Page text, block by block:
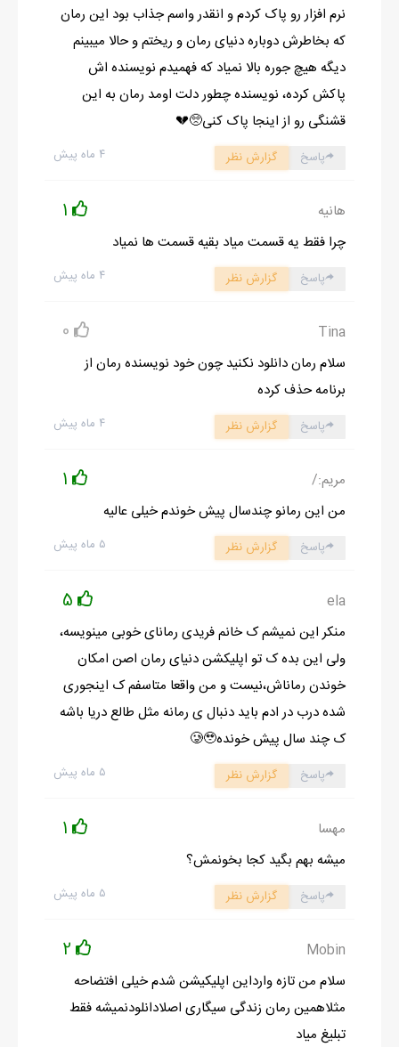
نرم افزار رو پاک کردم و انقدر واسم جذاب بود این رمان
که بخاطرش دوباره دنیای رمان و ریختم و حالا میبینم
دیگه هیچ جوره بالا نمیاد که فهمیدم نویسنده اش
پاکش کرده، نویسنده چطور دلت اومد رمان به این
قشنگی رو از اینجا پاک کنی🥺💔
۴ ماه پیش پاسخ گزارش نظر
هانیه 1
چرا فقط یه قسمت میاد بقیه قسمت ها نمیاد
۴ ماه پیش پاسخ گزارش نظر
Tina
0
سلام رمان دانلود نکنید چون خود نویسنده رمان از
برنامه حذف کرده
۴ ماه پیش پاسخ گزارش نظر
مریم:/ 1
من این رمانو چندسال پیش خوندم خیلی عالیه
۵ ماه پیش پاسخ گزارش نظر
ela
5
منکر این نمیشم ک خانم فریدی رمانای خوبی مینویسه،
ولی این بده ک تو اپلیکشن دنیای رمان اصن امکان
خوندن رماناش،نیست و من واقعا متاسفم ک اینجوری
شده درب در ادم باید دنبال ی رمانه مثل طالع دریا باشه
ک چند سال پیش خونده🥲🥹
۵ ماه پیش پاسخ گزارش نظر
مهسا 1
میشه بهم بگید کجا بخونمش؟
۵ ماه پیش پاسخ گزارش نظر
Mobin
2
سلام من تازه وارداین اپلیکیشن شدم خیلی افتضاحه
مثلاهمین رمان زندگی سیگاری اصلادانلودنمیشه فقط
تبلیغ میاد